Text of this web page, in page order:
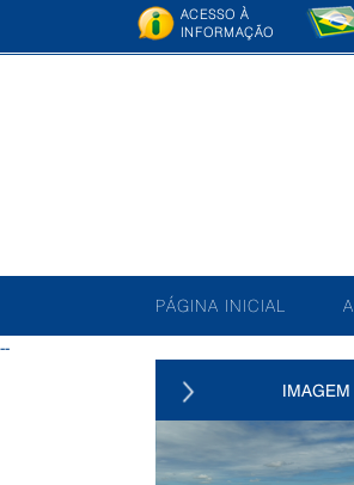
ACESSO À
INFORMAÇÃO
PÁGINA INICIAL
--